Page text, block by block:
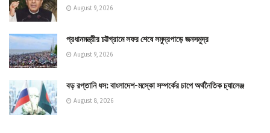
August 9, 2026
প্রধানমন্ত্রীর চট্টগ্রামে সফর শেষে সমুদ্রপাড়ে জনসমুদ্র
August 9, 2026
বড় রপ্তানি ধস: বাংলাদেশ-মস্কো সম্পর্কের চাপে অর্থনৈতিক চ্যালেঞ্জ
August 8, 2026